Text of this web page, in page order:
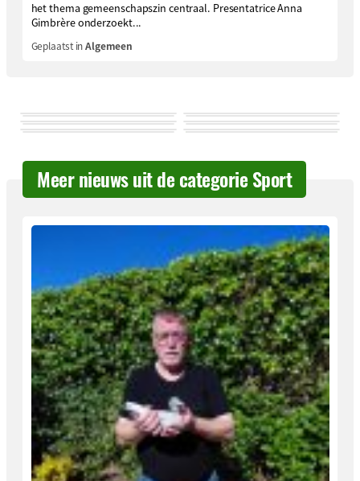
het thema gemeenschapszin centraal. Presentatrice Anna
Gimbrère onderzoekt...
Geplaatst inAlgemeen
Meer nieuws uit de categorie Sport